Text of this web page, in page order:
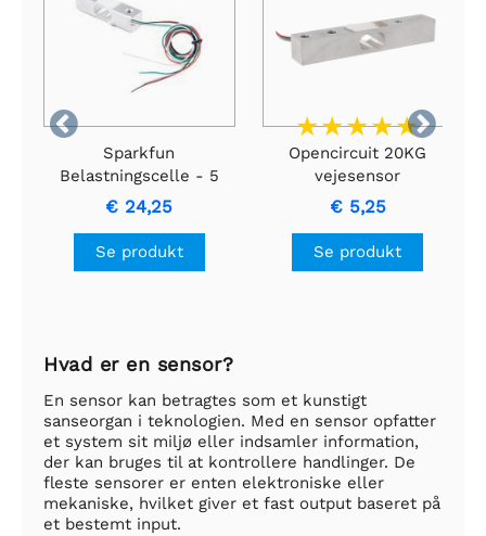


Sparkfun
Belastningscelle - 5
kg, lige stang
(TAL220B)
€ 24,25
Se produkt
Opencircuit 20KG
vejesensor
€ 5,25
Se produkt
Hvad er en sensor?
En sensor kan betragtes som et kunstigt
sanseorgan i teknologien. Med en sensor opfatter
et system sit miljø eller indsamler information,
der kan bruges til at kontrollere handlinger. De
fleste sensorer er enten elektroniske eller
mekaniske, hvilket giver et fast output baseret på
et bestemt input.